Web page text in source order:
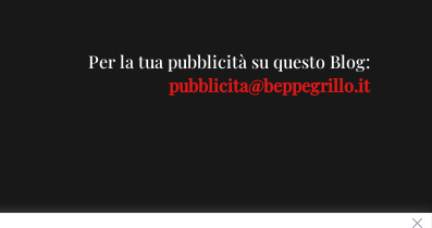
Per la tua pubblicità su questo Blog:
pubblicita@beppegrillo.it